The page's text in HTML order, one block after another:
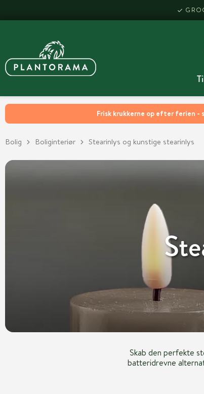
Frisk krukkerne op efter ferien -
Bolig Boliginteriør Stearinlys og kunstige stearinlys
Skab den perfekte
batteridrevne